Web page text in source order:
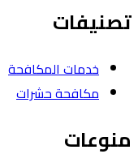
تصنيفات
خدمات المكافحة
مكافحة حشرات
منوعات